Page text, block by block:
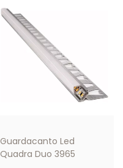
Guardacanto Led
Quadra Duo 3965